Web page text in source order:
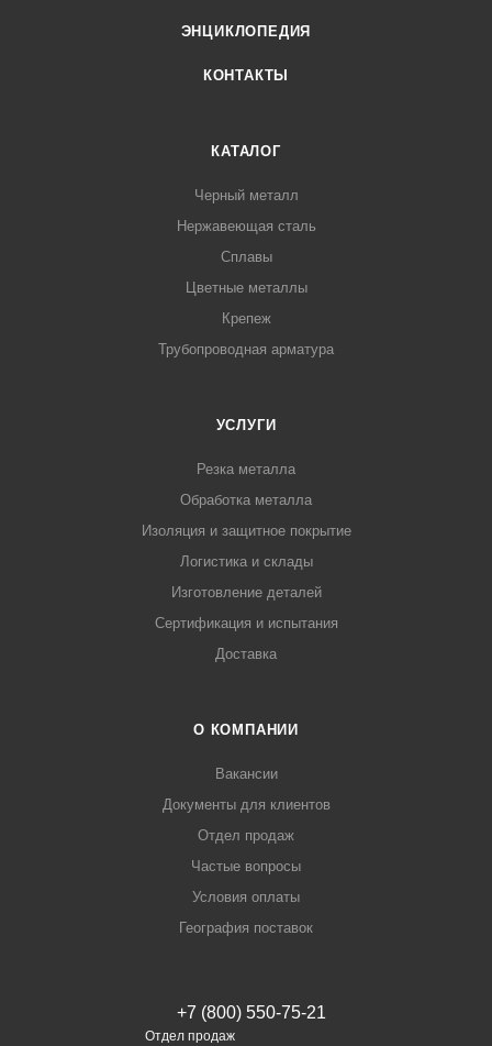
ЭНЦИКЛОПЕДИЯ
КОНТАКТЫ
КАТАЛОГ
Черный металл
Нержавеющая сталь
Сплавы
Цветные металлы
Крепеж
Трубопроводная арматура
УСЛУГИ
Резка металла
Обработка металла
Изоляция и защитное покрытие
Логистика и склады
Изготовление деталей
Сертификация и испытания
Доставка
О КОМПАНИИ
Вакансии
Документы для клиентов
Отдел продаж
Частые вопросы
Условия оплаты
География поставок
+7 (800) 550-75-21
Отдел продаж